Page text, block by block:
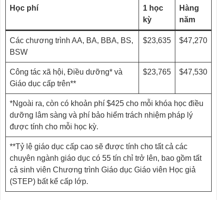
Học phí
1 học
kỳ
Hàng
năm
Các chương trình AA, BA, BBA, BS,
BSW
$23,635 $47,270
Công tác xã hội, Điều dưỡng* và
Giáo dục cấp trên**
$23,765 $47,530
*Ngoài ra, còn có khoản phí $425 cho mỗi khóa học điều
dưỡng lâm sàng và phí bảo hiểm trách nhiệm pháp lý
được tính cho mỗi học kỳ.
**Tỷ lệ giáo dục cấp cao sẽ được tính cho tất cả các
chuyên ngành giáo dục có 55 tín chỉ trở lên, bao gồm tất
cả sinh viên Chương trình Giáo dục Giáo viên Học giả
(STEP) bất kể cấp lớp.